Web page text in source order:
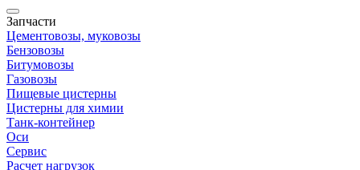
Запчасти
Цементовозы, муковозы
Бензовозы
Битумовозы
Газовозы
Пищевые цистерны
Цистерны для химии
Танк-контейнер
Оси
Сервис
Расчет нагрузок